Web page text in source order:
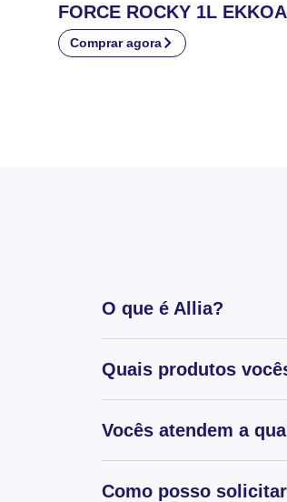
FORCE ROCKY 1L EKKOA
Comprar agora
O que é Allia?
Quais produtos
Vocês atendem a
Como posso